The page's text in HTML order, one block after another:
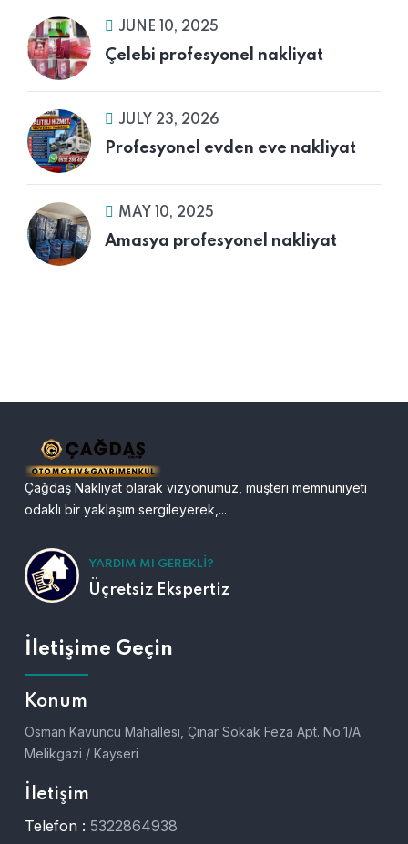
JUNE 10, 2025
Çelebi profesyonel nakliyat
JULY 23, 2026
Profesyonel evden eve nakliyat
MAY 10, 2025
Amasya profesyonel nakliyat
Çağdaş Nakliyat olarak vizyonumuz, müşteri memnuniyeti
odaklı bir yaklaşım sergileyerek,...
YARDIM MI GEREKLI?
Üçretsiz Ekspertiz
İletişime Geçin
Konum
Osman Kavuncu Mahallesi, Çınar Sokak Feza Apt. No:1/A
Melikgazi / Kayseri
İletişim
Telefon : 5322864938